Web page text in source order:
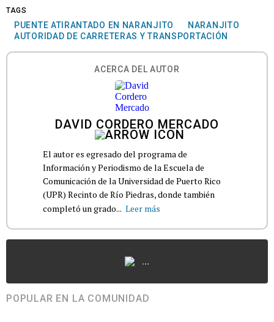
TAGS
PUENTE ATIRANTADO EN NARANJITO
NARANJITO
AUTORIDAD DE CARRETERAS Y TRANSPORTACIÓN
ACERCA DEL AUTOR
DAVID CORDERO MERCADO
El autor es egresado del programa de
Información y Periodismo de la Escuela de
Comunicación de la Universidad de Puerto Rico
(UPR) Recinto de Río Piedras, donde también
completó un grado... Leer más
...
POPULAR EN LA COMUNIDAD